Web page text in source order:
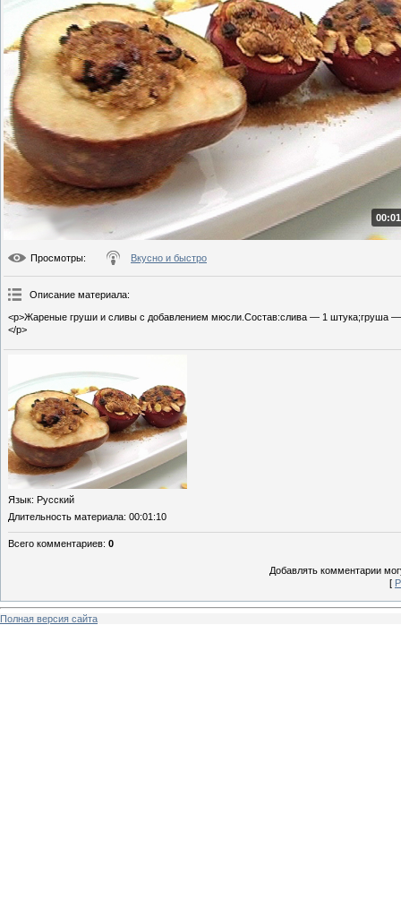
Просмотры: Вкусно и быстро
Описание материала:
<p>Жареные груши и сливы с добавлением мюсли.Состав:слива — 1 штука;груша
</p>
Язык: Русский
Длительность материала: 00:01:10
Всего комментариев: 0
Добавлять комментарии
[
Полная версия сайта